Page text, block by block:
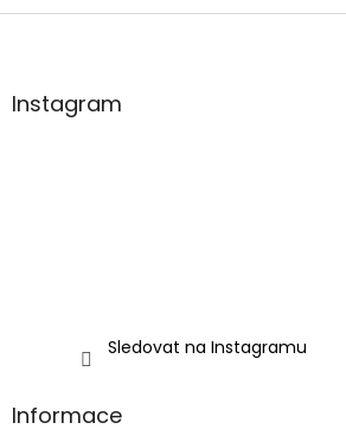
Z
aInstagram
Sledovat na Instagramu
Informace